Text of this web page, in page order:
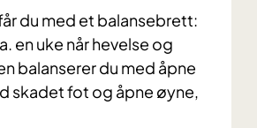
du med et balansebrett:
en uke når hevelse og
balanserer du med åpne
skadet fot og åpne øyne,